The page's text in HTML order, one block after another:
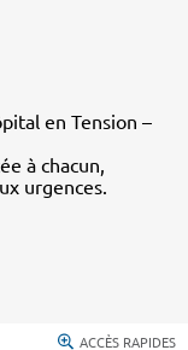
en Tension –
à chacun,
urgences.
ACCÈS RAPIDES